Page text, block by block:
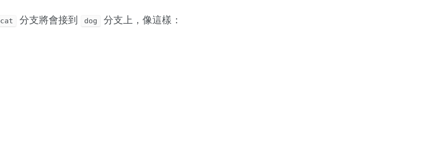
cat 分支將會接到 dog 分支上，像這樣：